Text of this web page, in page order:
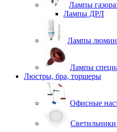
Лампы
Лампы ДРЛ
Лампы
Лампы
Люстры, бра, торшеры
Офисные